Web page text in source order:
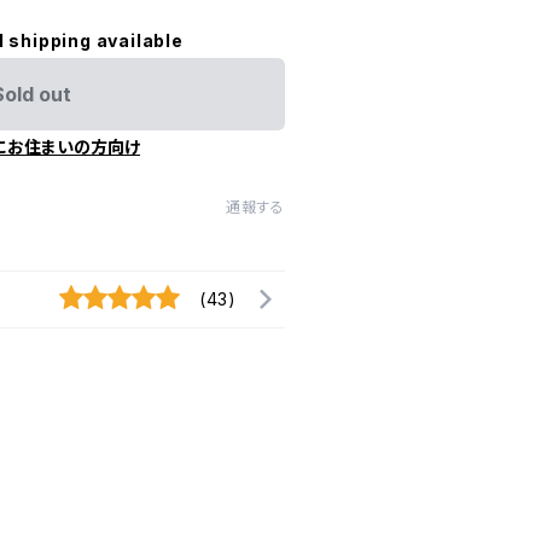
shipping available
out
お住まいの方向け
通報する
(43)